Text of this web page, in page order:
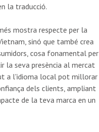
la traducció.
mostra respecte per la
sinó que també crea
cosa fonamental per
la seva presència al mercat
a l'idioma local pot millorar
dels clients, ampliant
de la teva marca en un